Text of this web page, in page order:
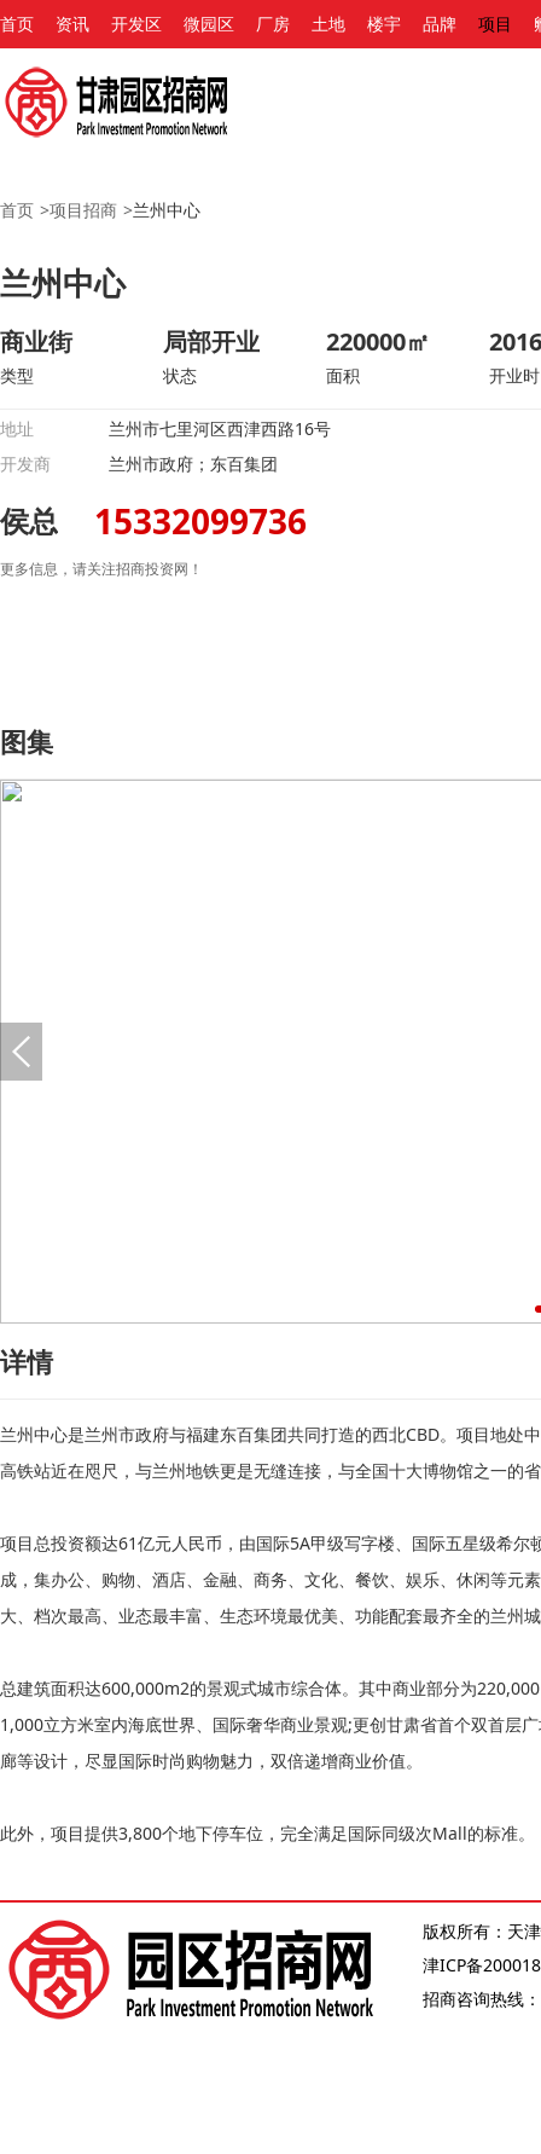
首页 资讯 开发区 微园区 厂房 土地 楼宇 品牌 项目
首页 >项目招商 >兰州中心
兰州中心
商业街
类型
局部开业
状态
220000㎡
面积 开业
地址
兰州市七里河区西津西路16号
开发商
兰州市政府；东百集团
侯总 15332099736
更多信息，请关注招商投资网！
图集
详情
兰州中心是兰州市政府与福建东百集团共同打造的西北CBD。项目地
高铁站近在咫尺，与兰州地铁更是无缝连接，与全国十大博物馆之一的
项目总投资额达61亿元人民币，由国际5A甲级写字楼、国际五星级希
成，集办公、购物、酒店、金融、商务、文化、餐饮、娱乐、休闲等
大、档次最高、业态最丰富、生态环境最优美、功能配套最齐全的兰州
总建筑面积达600,000m2的景观式城市综合体。其中商业部分为
1,000立方米室内海底世界、国际奢华商业景观;更创甘肃省首个双首层
廊等设计，尽显国际时尚购物魅力，双倍递增商业价值。
此外，项目提供3,800个地下停车位，完全满足国际同级次Mall的标准。
版权所有：天
津ICP备
招商咨询热线：